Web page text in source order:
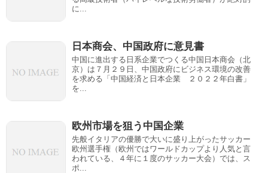
に...
日本商会、中国政府に意見書
中国に進出する日系企業でつくる中国日本商会（北
京）は７月２９日、中国政府にビジネス環境の改善
を求める「中国経済と日本企業 ２０２２年白書」
を...
欧州市場を狙う中国企業
先般イタリアの優勝で大いに盛り上がったサッカー
欧州選手権（欧州ではワールドカップより人気と言
われている、４年に１度のサッカー大会）では、ス
ポ...